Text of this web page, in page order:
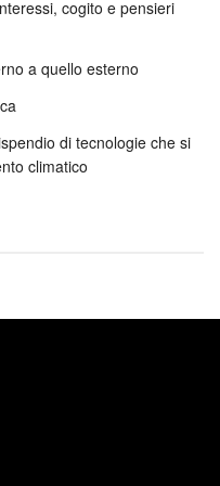
cogito e pensieri
a quello esterno
di tecnologie che si
climatico